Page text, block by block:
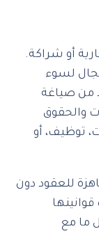
أو شراكة.
لسوء
من صياغة
والحقوق
توظيف، أو
للعقود دون
ما مع